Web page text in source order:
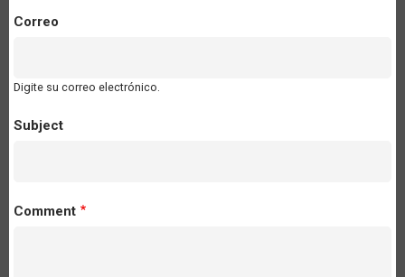
Correo
Digite su correo electrónico.
Subject
Comment